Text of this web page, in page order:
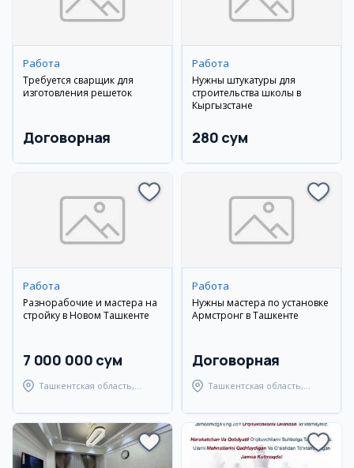
Работа
Требуется сварщик для
изготовления решеток
Договорная
Работа
Нужны штукатуры для
строительства школы в
Кыргызстане
280 сум
Работа
Разнорабочие и мастера на
стройку в Новом Ташкенте
7 000 000 сум
Ташкентская область,
Работа
Нужны мастера по установке
Армстронг в Ташкенте
Договорная
Ташкентская область,